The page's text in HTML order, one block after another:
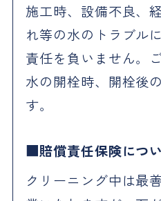
施工時、設備不良、
れ等の水のトラブル
責任を負いません。
水の開栓時、開栓後
す。
賠償責任保険につ
クリーニング中は最